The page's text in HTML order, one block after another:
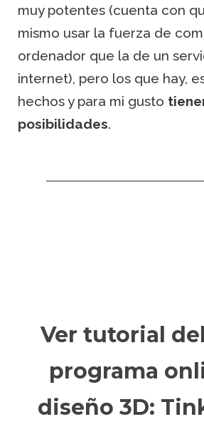
muy potentes (cuenta con
mismo usar la fuerza de
ordenador que la de un
internet), pero los que hay,
hechos y para mi gusto
posibilidades.
Ver tutorial
programa
diseño 3D: